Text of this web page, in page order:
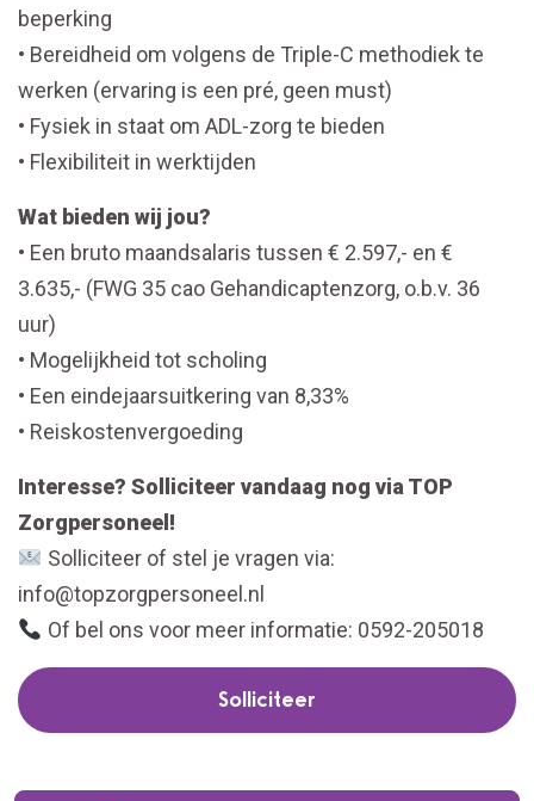
beperking
• Bereidheid om volgens de Triple-C methodiek te
werken (ervaring is een pré, geen must)
• Fysiek in staat om ADL-zorg te bieden
• Flexibiliteit in werktijden
Wat bieden wij jou?
• Een bruto maandsalaris tussen € 2.597,- en €
3.635,- (FWG 35 cao Gehandicaptenzorg, o.b.v. 36
uur)
• Mogelijkheid tot scholing
• Een eindejaarsuitkering van 8,33%
• Reiskostenvergoeding
Interesse? Solliciteer vandaag nog via TOP
Zorgpersoneel!
Solliciteer of stel je vragen via:
info@topzorgpersoneel.nl
Of bel ons voor meer informatie: 0592-205018
Solliciteer